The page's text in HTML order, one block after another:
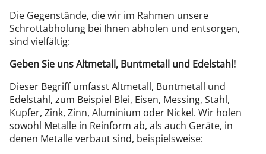
Die Gegenstände, die wir im Rahmen unsere
Schrottabholung bei Ihnen abholen und entsorgen,
sind vielfältig:
Geben Sie uns Altmetall, Buntmetall und Edelstahl!
Dieser Begriff umfasst Altmetall, Buntmetall und
Edelstahl, zum Beispiel Blei, Eisen, Messing, Stahl,
Kupfer, Zink, Zinn, Aluminium oder Nickel. Wir holen
sowohl Metalle in Reinform ab, als auch Geräte, in
denen Metalle verbaut sind, beispielsweise: